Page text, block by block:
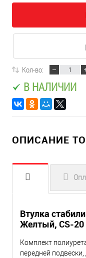
Кол-во:
В НАЛИЧИИ
ОПИСАНИЕ
Втулка
Желтый, CS-20
Комплект
передней